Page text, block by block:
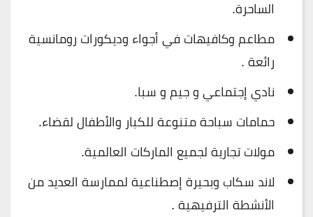
الساحرة.
مطاعم وكافيهات في أجواء وديكورات رومانسية
رائعة .
نادي إجتماعي و جيم و سبا.
حمامات سباحة متنوعة للكبار والأطفال لقضاء.
مولات تجارية لجميع الماركات العالمية.
لاند سكاب وبحيرة إصطناعية لممارسة العديد من
الأنشطة الترفيهية .